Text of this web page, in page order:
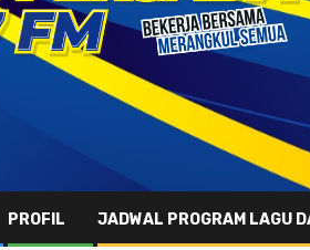
PROFIL JADWAL PROGRAM LAGU